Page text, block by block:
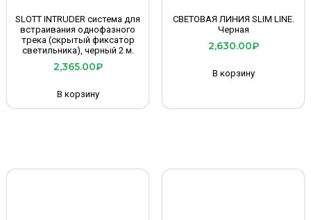
SLOTT INTRUDER система для
встраивания однофазного
трека (скрытый фиксатор
светильника), черный 2 м.
2,365.00₽
В корзину
СВЕТОВАЯ ЛИНИЯ SLIM LINE.
Черная
2,630.00₽
В корзину